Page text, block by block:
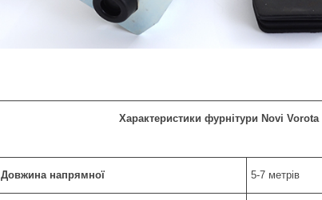
Характеристики фурнітури Novi Vorota
Довжина напрямної 5-7 метрів